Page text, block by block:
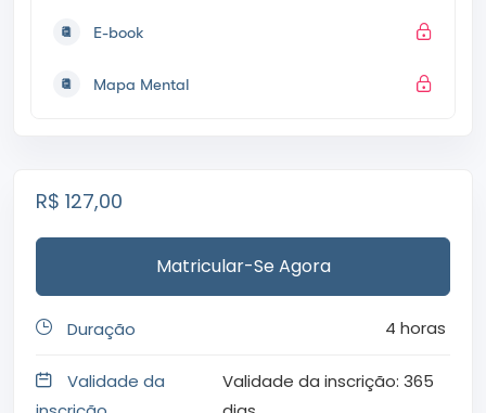
E-book
Mapa Mental
R$ 127,00
Matricular-Se Agora
Duração 4 horas
Validade da
Validade da inscrição: 365